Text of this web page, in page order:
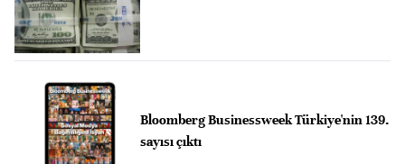
Bloomberg Businessweek Türkiye'nin 139.
sayısı çıktı